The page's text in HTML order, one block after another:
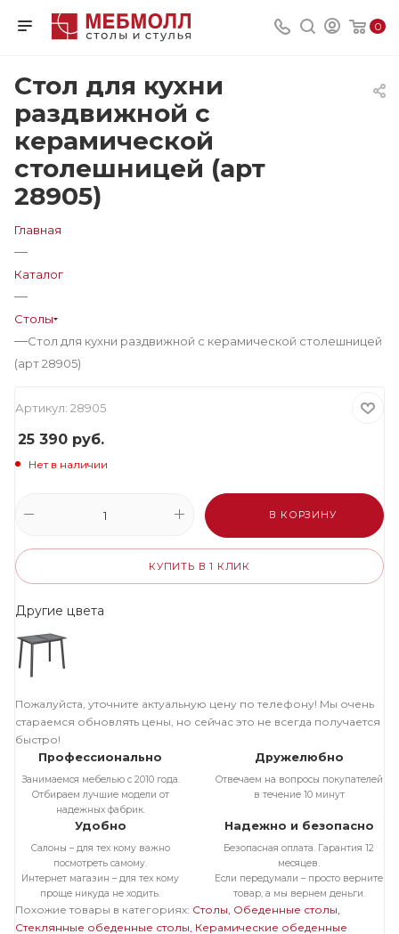
0
Стол для кухни
раздвижной с
керамической
столешницей (арт
28905)
Главная
—
Каталог
—
Столы
—Стол для кухни раздвижной с керамической столешницей
(арт 28905)
Артикул: 28905
25 390 руб.
Нет в наличии
В КОРЗИНУ
КУПИТЬ В 1 КЛИК
Другие цвета
Пожалуйста, уточните актуальную цену по телефону! Мы очень
стараемся обновлять цены, но сейчас это не всегда получается
быстро!
Профессионально
Занимаемся мебелью с 2010 года.
Отбираем лучшие модели от
надежных фабрик.
Дружелюбно
Отвечаем на вопросы покупателей
в течение 10 минут
Удобно
Салоны – для тех кому важно
посмотреть самому.
Интернет магазин – для тех кому
проще никуда не ходить.
Надежно и безопасно
Безопасная оплата. Гарантия 12
месяцев.
Если передумали – просто верните
товар, а мы вернем деньги.
Похожие товары в категориях: Столы Обеденные столы
Стеклянные обеденные столы Керамические обеденные